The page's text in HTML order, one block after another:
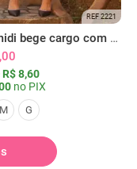
REF 2221
Saia midi bege cargo com bolsos
R$ 8,60
no PIX
M G